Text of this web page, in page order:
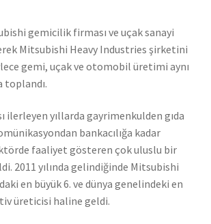
gemicilik firması ve uçak sanayi
Mitsubishi Heavy Industries şirketini
gemi, uçak ve otomobil üretimi aynı
toplandı.
ilerleyen yıllarda gayrimenkulden gıda
bankacılığa kadar
faaliyet gösteren çok uluslu bir
2011 yılında gelindiğinde Mitsubishi
en büyük 6. ve dünya genelindeki en
üreticisi haline geldi.